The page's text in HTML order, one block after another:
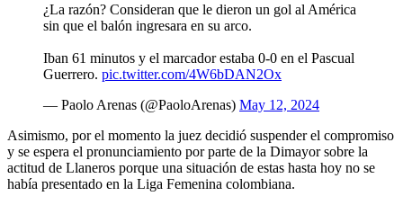
¿La razón? Consideran que le dieron un gol al América
sin que el balón ingresara en su arco.
Iban 61 minutos y el marcador estaba 0-0 en el Pascual
Guerrero. pic.twitter.com/4W6bDAN2Ox
— Paolo Arenas (@PaoloArenas) May 12, 2024
Asimismo, por el momento la juez decidió suspender el compromiso
y se espera el pronunciamiento por parte de la Dimayor sobre la
actitud de Llaneros porque una situación de estas hasta hoy no se
había presentado en la Liga Femenina colombiana.